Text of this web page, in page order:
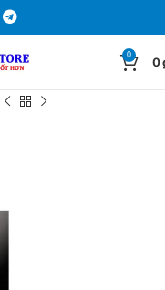
0 0